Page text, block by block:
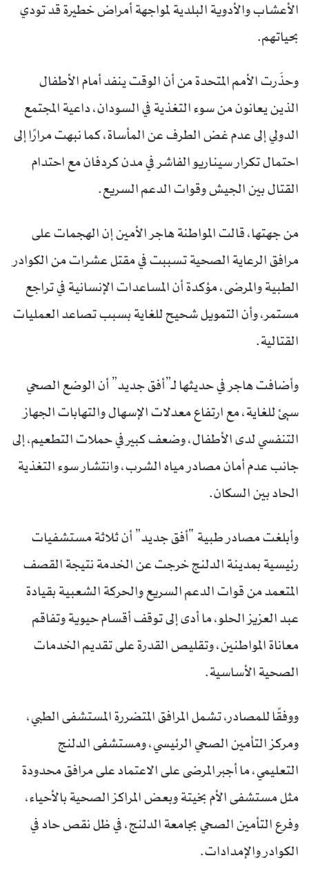
الأعشاب والأدوية البلدية لمواجهة أمراض خطيرة قد تودي
بحياتهم.
وحذّرت الأمم المتحدة من أن الوقت ينفد أمام الأطفال
الذين يعانون من سوء التغذية في السودان، داعية المجتمع
الدولي إلى عدم غض الطرف عن المأساة، كما نبهت مرارًا إلى
احتمال تكرار سيناريو الفاشر في مدن كردفان مع احتدام
القتال بين الجيش وقوات الدعم السريع.
من جهتها، قالت المواطنة هاجر الأمين إن الهجمات على
مرافق الرعاية الصحية تسببت في مقتل عشرات من الكوادر
الطبية والمرضى، مؤكدة أن المساعدات الإنسانية في تراجع
مستمر، وأن التمويل شحيح للغاية بسبب تصاعد العمليات
القتالية.
وأضافت هاجر في حديثها لـ”أفق جديد” أن الوضع الصحي
سيئ للغاية، مع ارتفاع معدلات الإسهال والتهابات الجهاز
التنفسي لدى الأطفال، وضعف كبير في حملات التطعيم، إلى
جانب عدم أمان مصادر مياه الشرب، وانتشار سوء التغذية
الحاد بين السكان.
وأبلغت مصادر طبية “أفق جديد” أن ثلاثة مستشفيات
رئيسية بمدينة الدلنج خرجت عن الخدمة نتيجة القصف
المتعمد من قوات الدعم السريع والحركة الشعبية بقيادة
عبد العزيز الحلو، ما أدى إلى توقف أقسام حيوية وتفاقم
معاناة المواطنين، وتقليص القدرة على تقديم الخدمات
الصحية الأساسية.
ووفقًا للمصادر، تشمل المرافق المتضررة المستشفى الطبي،
ومركز التأمين الصحي الرئيسي، ومستشفى الدلنج
التعليمي، ما أجبر المرضى على الاعتماد على مرافق محدودة
مثل مستشفى الأم بخيتة وبعض المراكز الصحية بالأحياء،
وفرع التأمين الصحي بجامعة الدلنج، في ظل نقص حاد في
الكوادر والإمدادات.